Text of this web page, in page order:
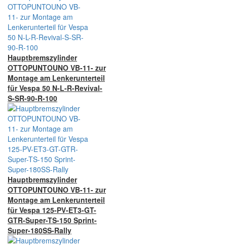
Hauptbremszylinder
OTTOPUNTOUNO VB-11- zur
Montage am Lenkerunterteil
für Vespa 50 N-L-R-Revival-
S-SR-90-R-100
Hauptbremszylinder
OTTOPUNTOUNO VB-11- zur
Montage am Lenkerunterteil
für Vespa 125-PV-ET3-GT-
GTR-Super-TS-150 Sprint-
Super-180SS-Rally